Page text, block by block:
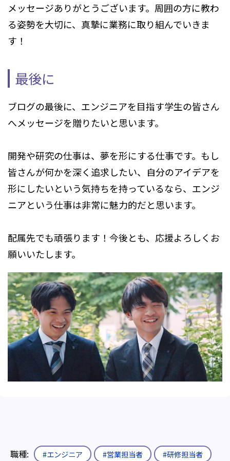
メッセージありがとうございます。周囲の方に教わ
る姿勢を大切に、真摯に業務に取り組んでいきま
す！
最後に
ブログの最後に、エンジニアを目指す学生の皆さん
へメッセージを贈りたいと思います。
開発や研究の仕事は、夢を形にする仕事です。もし
皆さんが何かを深く追求したい、自分のアイデアを
形にしたいという気持ちを持っているなら、エンジ
ニアという仕事は非常に魅力的だと思います。
配属先でも頑張ります！今後とも、応援よろしくお
願いいたします。
職種: #エンジニア #営業担当者
#研修担当者